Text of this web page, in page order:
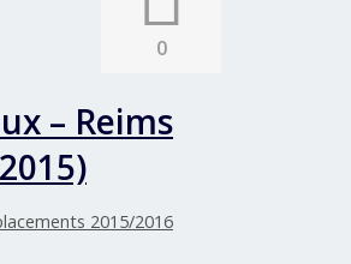
0
– Reims
2015/2016